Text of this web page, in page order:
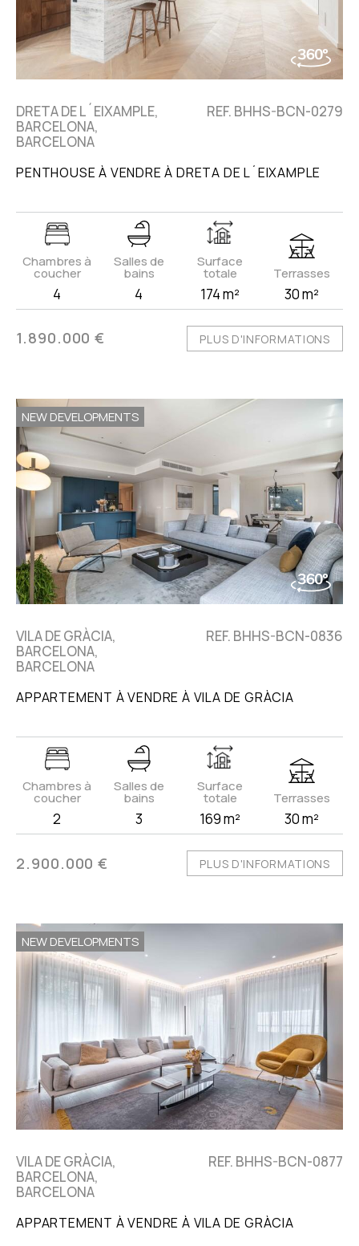
DRETA DE L´EIXAMPLE,
BARCELONA,
BARCELONA
REF. BHHS-BCN-0279
PENTHOUSE À VENDRE À DRETA DE L´EIXAMPLE
Chambres à
coucher
4
Salles de
bains
4
Surface
totale
174 m²
Terrasses
30 m²
1.890.000 € PLUS D'INFORMATIONS
NEW DEVELOPMENTS
VILA DE GRÀCIA,
BARCELONA,
BARCELONA
REF. BHHS-BCN-0836
APPARTEMENT À VENDRE À VILA DE GRÀCIA
Chambres à
coucher
2
Salles de
bains
3
Surface
totale
169 m²
Terrasses
30 m²
2.900.000 € PLUS D'INFORMATIONS
NEW DEVELOPMENTS
VILA DE GRÀCIA,
BARCELONA,
BARCELONA
REF. BHHS-BCN-0877
APPARTEMENT À VENDRE À VILA DE GRÀCIA